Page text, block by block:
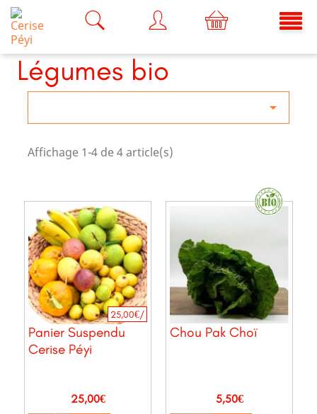
Légumes bio

Affichage 1-4 de 4 article(s)
Panier Suspendu
Cerise Péyi
25,00€/
Prix
25,00€
Chou Pak Choï
Prix
5,50€